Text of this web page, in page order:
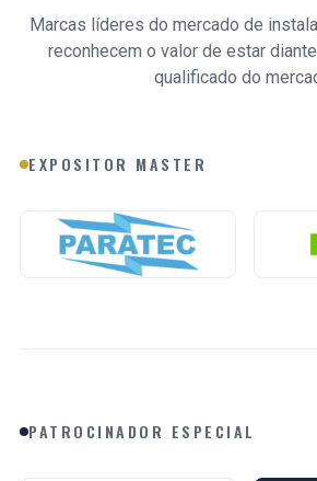
Marcas líderes do mercado de
reconhecem o valor de estar
qualificado do
EXPOSITOR MASTER
PATROCINADOR ESPECIAL